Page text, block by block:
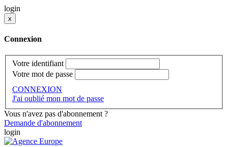
login
x
Connexion
Votre identifiant
Votre mot de passe
CONNEXION
J'ai oublié mon mot de passe
Vous n'avez pas d'abonnement ?
Demande d'abonnement
login